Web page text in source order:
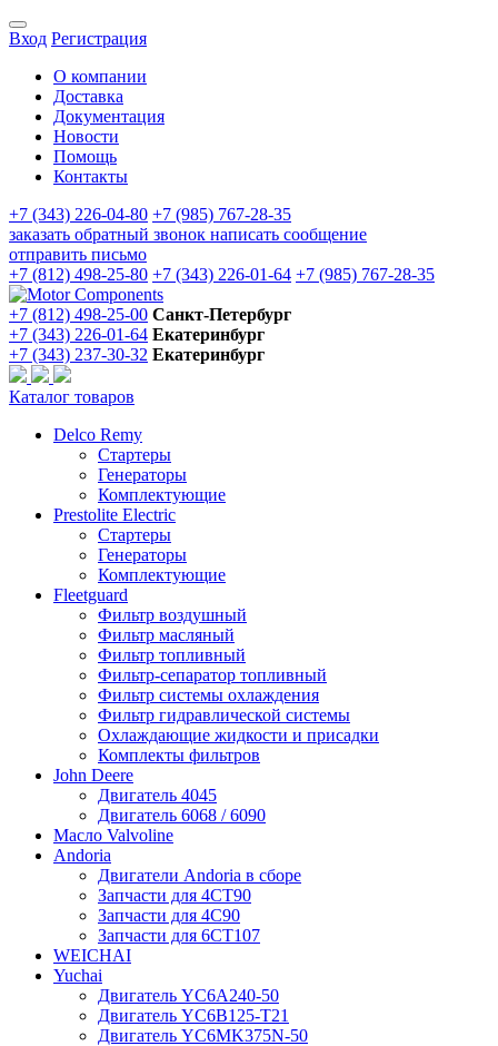
Вход Регистрация
О компании
Доставка
Документация
Новости
Помощь
Контакты
+7 (343) 226-04-80 +7 (985) 767-28-35
заказать обратный звонок написать сообщение
отправить письмо
+7 (812) 498-25-80 +7 (343) 226-01-64 +7 (985) 767-28-35
+7 (812) 498-25-00 Санкт-Петербург
+7 (343) 226-01-64 Екатеринбург
+7 (343) 237-30-32 Екатеринбург
Каталог товаров
Delco Remy
Стартеры
Генераторы
Комплектующие
Prestolite Electric
Стартеры
Генераторы
Комплектующие
Fleetguard
Фильтр воздушный
Фильтр масляный
Фильтр топливный
Фильтр-сепаратор топливный
Фильтр системы охлаждения
Фильтр гидравлической системы
Охлаждающие жидкости и присадки
Комплекты фильтров
John Deere
Двигатель 4045
Двигатель 6068 / 6090
Масло Valvoline
Andoria
Двигатели Andoria в сборе
Запчасти для 4CT90
Запчасти для 4С90
Запчасти для 6CT107
WEICHAI
Yuchai
Двигатель YC6A240-50
Двигатель YC6B125-T21
Двигатель YC6MK375N-50